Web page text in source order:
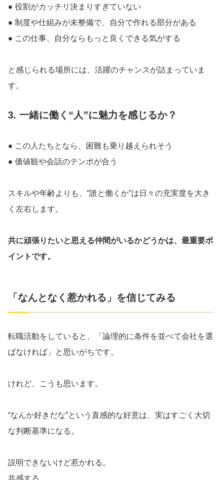
● 役割がカッチリ決まりすぎていない
● 制度や仕組みが未整備で、自分で作れる部分がある
● この仕事、自分ならもっと良くできる気がする
と感じられる場所には、活躍のチャンスが詰まっていま
す。
3. 一緒に働く“人”に魅力を感じるか？
● この人たちとなら、困難も乗り越えられそう
● 価値観や会話のテンポが合う
スキルや年齢よりも、“誰と働くか”は日々の充実度を大き
く左右します。
共に頑張りたいと思える仲間がいるかどうかは、最重要ポ
イントです。
「なんとなく惹かれる」を信じてみる
転職活動をしていると、「論理的に条件を並べて会社を選
ばなければ」と思いがちです。
けれど、こうも思います。
“なんか好きだな”という直感的な好意は、実はすごく大切
な判断基準になる。
説明できないけど惹かれる。
共感する。